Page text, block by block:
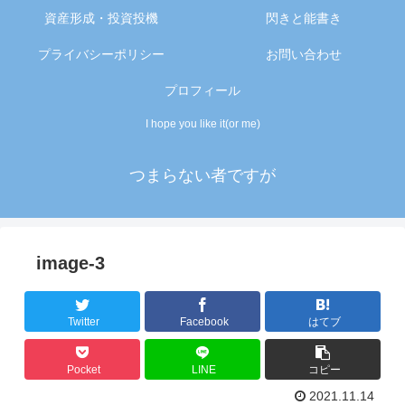
I hope you like it(or me)
つまらない者ですが
資産形成・投資投機 閃きと能書き
プライバシーポリシー お問い合わせ
プロフィール
image-3
Twitter Facebook はてブ
Pocket LINE コピー
2021.11.14